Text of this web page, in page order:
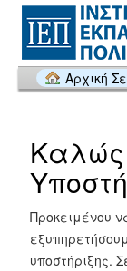
Αρχική
Καλώς
Προκειμένου
υποστήριξης.